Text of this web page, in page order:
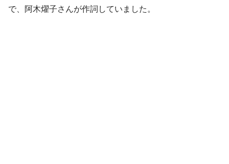
で、阿木燿子さんが作詞していました。